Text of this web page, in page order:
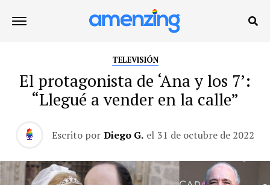
TELEVISIÓN
El protagonista de ‘Ana y los 7’:
“Llegué a vender en la calle”
Escrito por Diego G. el 31 de octubre de 2022